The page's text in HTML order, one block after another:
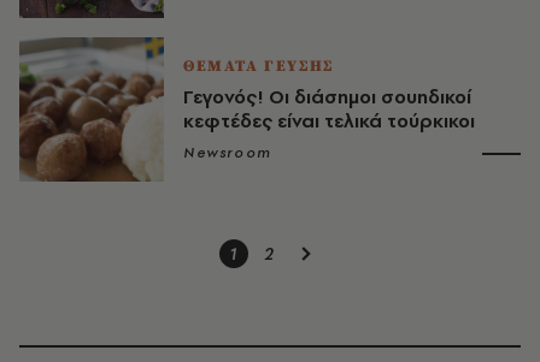
ΘΕΜΑΤΑ ΓΕΥΣΗΣ
Γεγονός! Οι διάσημοι σουηδικοί
κεφτέδες είναι τελικά τούρκικοι
Newsroom
1 2